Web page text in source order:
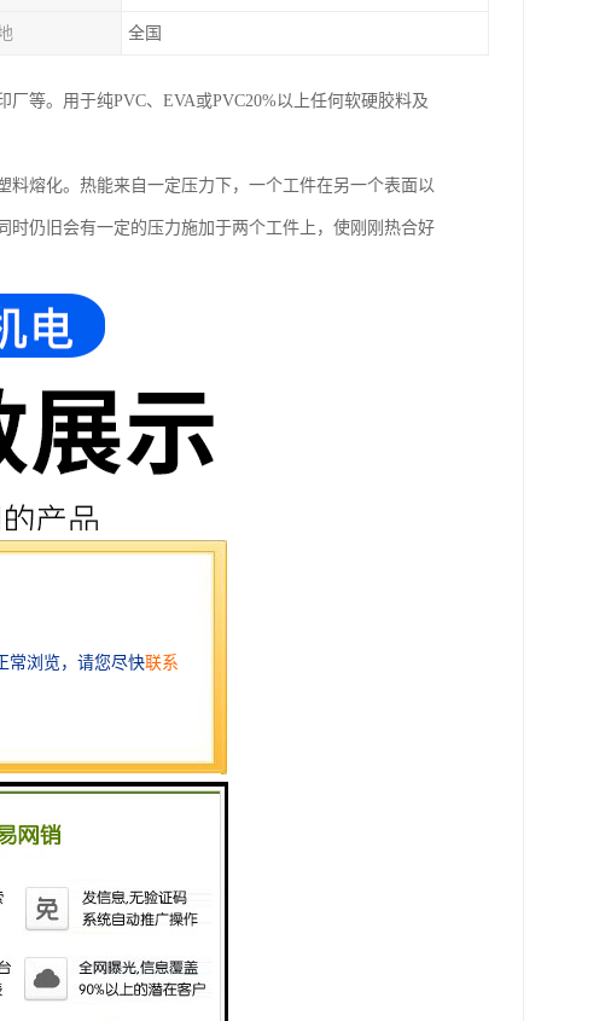
全国
等。用于纯PVC、EVA或PVC20%以上任何软硬胶料及
熔化。热能来自一定压力下，一个工件在另一个表面以
仍旧会有一定的压力施加于两个工件上，使刚刚热合好